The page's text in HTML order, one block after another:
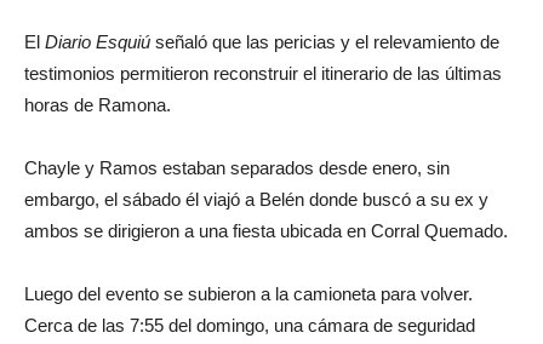
El Diario Esquiú señaló que las pericias y el relevamiento de
testimonios permitieron reconstruir el itinerario de las últimas
horas de Ramona.
Chayle y Ramos estaban separados desde enero, sin
embargo, el sábado él viajó a Belén donde buscó a su ex y
ambos se dirigieron a una fiesta ubicada en Corral Quemado.
Luego del evento se subieron a la camioneta para volver.
Cerca de las 7:55 del domingo, una cámara de seguridad